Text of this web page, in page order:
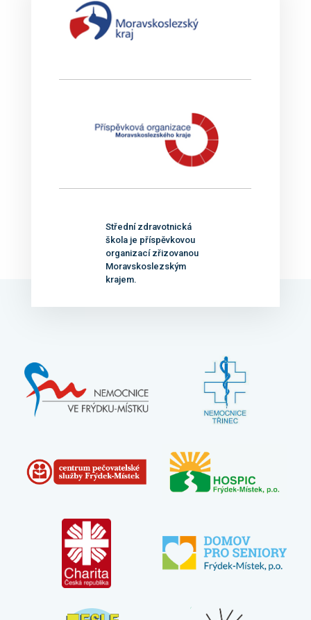
Střední zdravotnická
škola je příspěvkovou
organizací zřizovanou
Moravskoslezským
krajem.